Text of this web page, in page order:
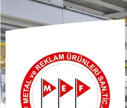
займ онлайн